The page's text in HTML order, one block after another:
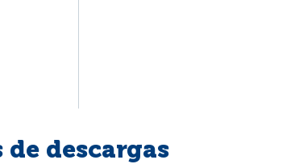
descargas